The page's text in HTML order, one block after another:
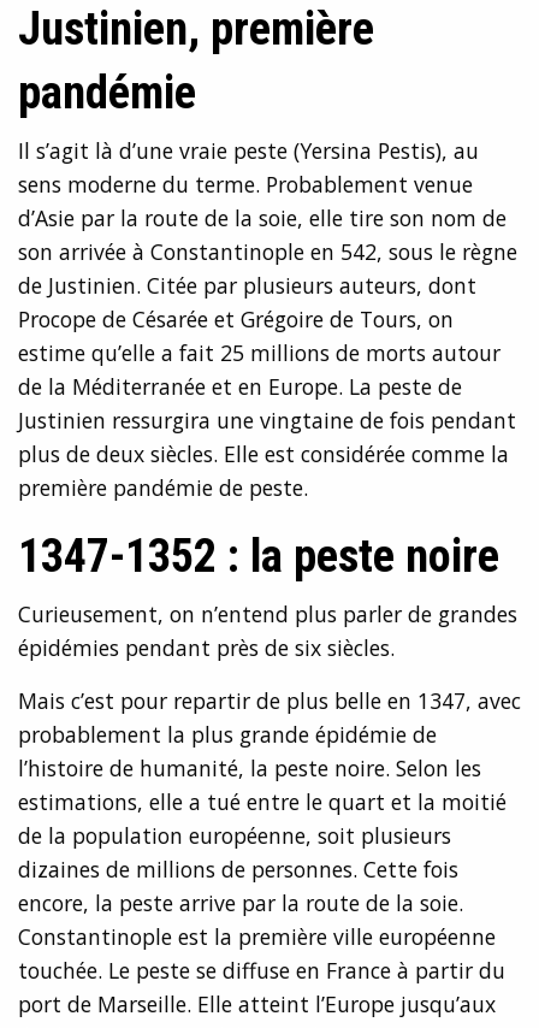
Justinien, première
pandémie
Il s’agit là d’une vraie peste (Yersina Pestis), au
sens moderne du terme. Probablement venue
d’Asie par la route de la soie, elle tire son nom de
son arrivée à Constantinople en 542, sous le règne
de Justinien. Citée par plusieurs auteurs, dont
Procope de Césarée et Grégoire de Tours, on
estime qu’elle a fait 25 millions de morts autour
de la Méditerranée et en Europe. La peste de
Justinien ressurgira une vingtaine de fois pendant
plus de deux siècles. Elle est considérée comme la
première pandémie de peste.
1347-1352 : la peste noire
Curieusement, on n’entend plus parler de grandes
épidémies pendant près de six siècles.
Mais c’est pour repartir de plus belle en 1347, avec
probablement la plus grande épidémie de
l’histoire de humanité, la peste noire. Selon les
estimations, elle a tué entre le quart et la moitié
de la population européenne, soit plusieurs
dizaines de millions de personnes. Cette fois
encore, la peste arrive par la route de la soie.
Constantinople est la première ville européenne
touchée. Le peste se diffuse en France à partir du
port de Marseille. Elle atteint l’Europe jusqu’aux